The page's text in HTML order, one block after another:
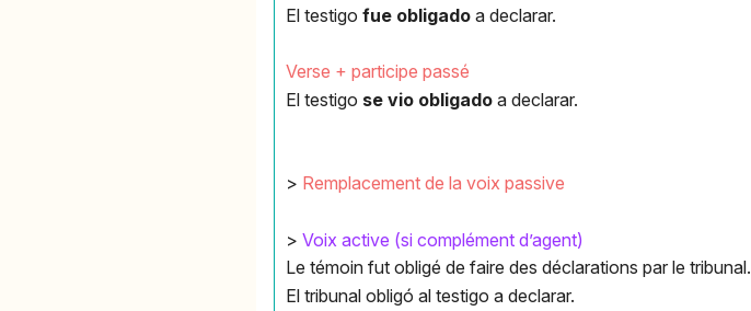
El testigofue obligadoa declarar.
Verse + participe passé
El testigo se vio obligado a declarar.
> Remplacement de la voix passive
> Voix active (si complément d’agent)
Le témoin fut obligé de faire des déclarations par le tribunal.
El tribunal obligó al testigo a declarar.